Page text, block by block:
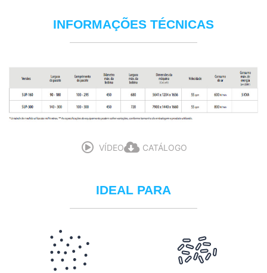
IDEAL PARA
INFORMAÇÕES TÉCNICAS
VÍDEO CATÁLOGO